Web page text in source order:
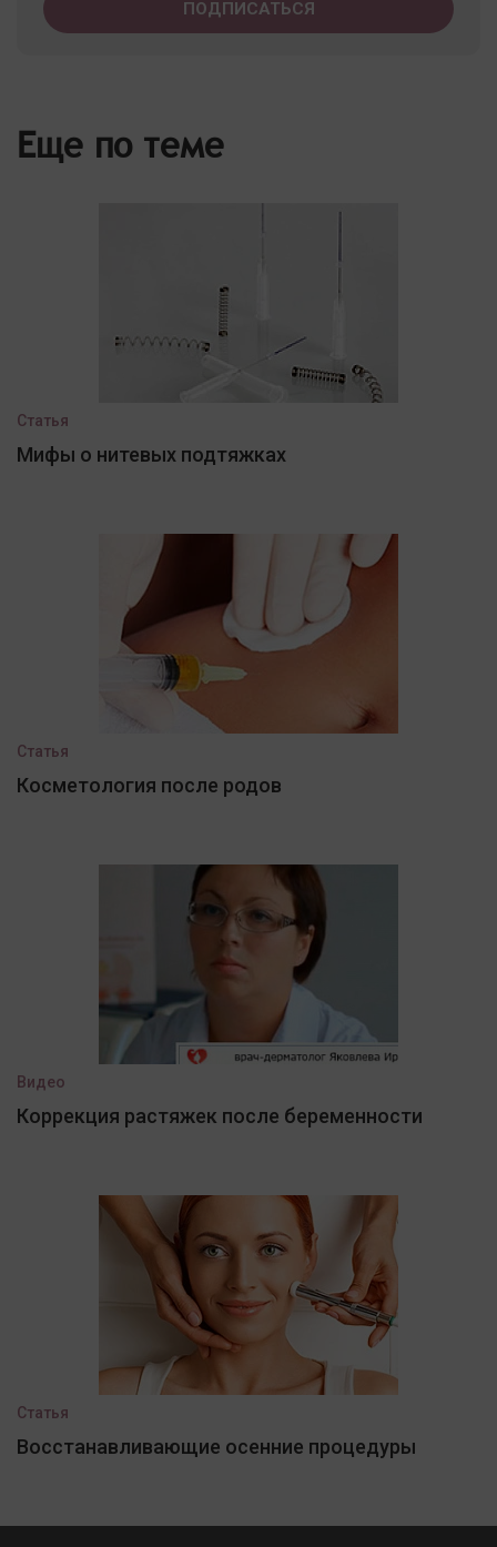
Еще по теме
Статья
Мифы о нитевых подтяжках
Статья
Косметология после родов
Видео
Коррекция растяжек после беременности
Статья
Восстанавливающие осенние процедуры